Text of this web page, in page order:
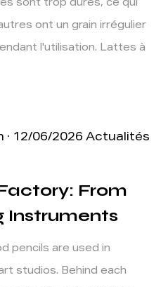
sont trop dures, ce qui
ont un grain irrégulier
l'utilisation. Lattes à
· 12/06/2026 Actualités
From
Instruments
pencils are used in
studios. Behind each